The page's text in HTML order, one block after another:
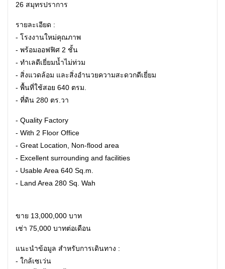
26 สมุทรปราการ
รายละเอียด :
- โรงงานใหม่คุณภาพ
- พร้อมออฟฟิศ 2 ชั้น
- ทำเลดีเยี่ยมน้ำไม่ท่วม
- สิ่งแวดล้อม และสิ่งอำนวยความสะดวกดีเยี่ยม
- พื้นที่ใช้สอย 640 ตรม.
- ที่ดิน 280 ตร.วา
- Quality Factory
- With 2 Floor Office
- Great Location, Non-flood area
- Excellent surrounding and facilities
- Usable Area 640 Sq.m.
- Land Area 280 Sq. Wah
ขาย 13,000,000 บาท
เช่า 75,000 บาทต่อเดือน
แนะนำข้อมูล สำหรับการเดินทาง :
- ใกล้เซเว่น